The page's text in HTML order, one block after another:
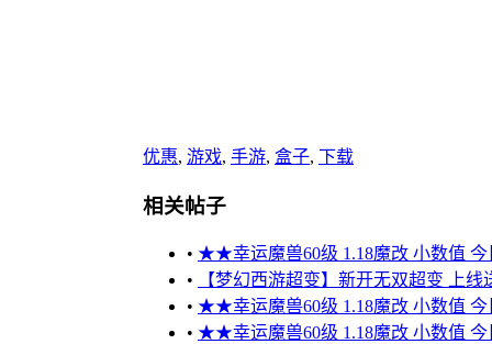
优惠, 游戏, 手游, 盒子, 下载
相关帖子
• ★★幸运魔兽60级 1.18魔改 小数值
•
【梦幻西游超变】新开无双超变 上线
• ★★幸运魔兽60级 1.18魔改 小数值
• ★★幸运魔兽60级 1.18魔改 小数值